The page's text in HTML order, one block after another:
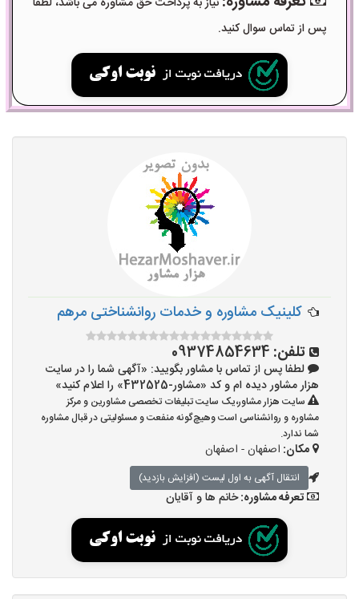
پس از تماس سوال کنید.
کلینیک مشاوره و خدمات روانشناختی مرهم
تلفن: 09374854634
لطفا پس از تماس با مشاور بگویید: «آگهی شما را در سایت
هزار مشاور دیده ام و کد «مشاور-432525» را اعلام کنید»
سایت هزار مشاور،یک سایت تبلیغات تخصصی مشاورین و مرکز
مشاوره و روانشناسی است وهیچ‌گونه منفعت و مسئولیتی در قبال مشاوره
شما ندارد.
مکان: اصفهان - اصفهان
انتقال آگهی به اول لیست (افزایش بازدید)
تعرفه مشاوره:خانم ها و آقایان